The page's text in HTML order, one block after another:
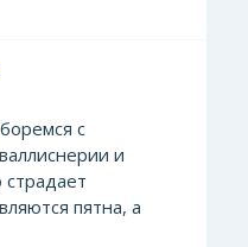
с
и
пятна, а